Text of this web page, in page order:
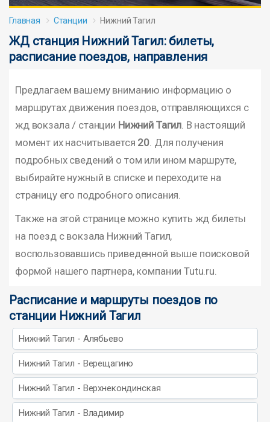
Главная Станции Нижний Тагил
ЖД станция Нижний Тагил: билеты,
расписание поездов, направления
Предлагаем вашему вниманию информацию о
маршрутах движения поездов, отправляющихся с
жд вокзала / станции Нижний Тагил . В настоящий
момент их насчитывается 20 . Для получения
подробных сведений о том или ином маршруте,
выбирайте нужный в списке и переходите на
страницу его подробного описания.
Также на этой странице можно купить жд билеты
на поезд с вокзала Нижний Тагил,
воспользовавшись приведенной выше поисковой
формой нашего партнера, компании Tutu.ru.
Расписание и маршруты поездов по
станции Нижний Тагил
Нижний Тагил - Алябьево
Нижний Тагил - Верещагино
Нижний Тагил - Верхнекондинская
Нижний Тагил - Владимир